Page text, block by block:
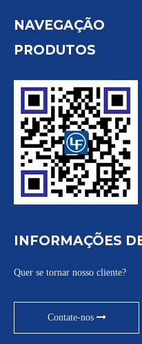
NAVEGAÇÃO
PRODUTOS
INFORMAÇÕES
Quer se tornar nosso cliente?
Contate-nos